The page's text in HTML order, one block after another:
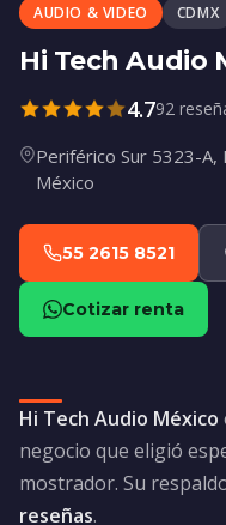
AUDIO & VIDEO CDMX
Hi Tech Audio
4.792
Periférico Sur 5323-A,
México
55 2615 8521
Cotizar renta
Hi Tech Audio México
negocio que eligió
mostrador. Su
reseñas.